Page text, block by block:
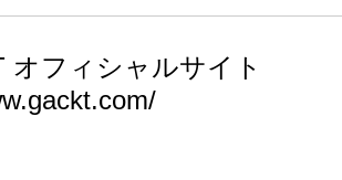
オフィシャルサイト